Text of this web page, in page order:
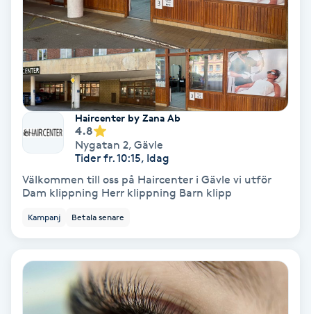
Kinesisk medicin
Kiropraktik
Klangmassage
Klippning
Klippning & Slingor
Kosmetisk tatuering
Haircenter by Zana Ab
4.8
Nygatan 2, Gävle
Tider fr. 10:15, Idag
Välkommen till oss på Haircenter i Gävle vi utför
Dam klippning Herr klippning Barn klipp
Kampanj Betala senare